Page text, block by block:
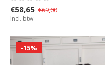
€58,65 €69,00
Incl. btw
-15%